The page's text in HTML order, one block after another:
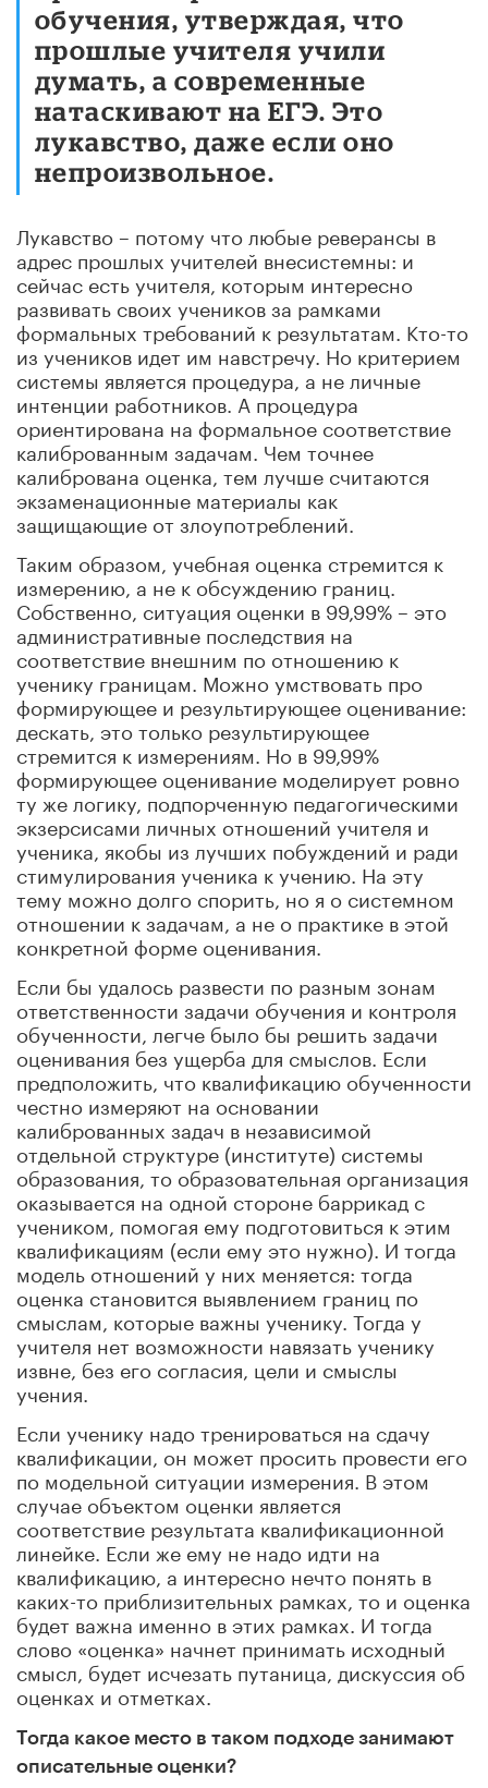
обучения, утверждая, что
прошлые учителя учили
думать, а современные
натаскивают на ЕГЭ. Это
лукавство, даже если оно
непроизвольное.
Лукавство – потому что любые реверансы в
адрес прошлых учителей внесистемны: и
сейчас есть учителя, которым интересно
развивать своих учеников за рамками
формальных требований к результатам. Кто-то
из учеников идет им навстречу. Но критерием
системы является процедура, а не личные
интенции работников. А процедура
ориентирована на формальное соответствие
калиброванным задачам. Чем точнее
калибрована оценка, тем лучше считаются
экзаменационные материалы как
защищающие от злоупотреблений.
Таким образом, учебная оценка стремится к
измерению, а не к обсуждению границ.
Собственно, ситуация оценки в 99,99% – это
административные последствия на
соответствие внешним по отношению к
ученику границам. Можно умствовать про
формирующее и результирующее оценивание:
дескать, это только результирующее
стремится к измерениям. Но в 99,99%
формирующее оценивание моделирует ровно
ту же логику, подпорченную педагогическими
экзерсисами личных отношений учителя и
ученика, якобы из лучших побуждений и ради
стимулирования ученика к учению. На эту
тему можно долго спорить, но я о системном
отношении к задачам, а не о практике в этой
конкретной форме оценивания.
Если бы удалось развести по разным зонам
ответственности задачи обучения и контроля
обученности, легче было бы решить задачи
оценивания без ущерба для смыслов. Если
предположить, что квалификацию обученности
честно измеряют на основании
калиброванных задач в независимой
отдельной структуре (институте) системы
образования, то образовательная организация
оказывается на одной стороне баррикад с
учеником, помогая ему подготовиться к этим
квалификациям (если ему это нужно). И тогда
модель отношений у них меняется: тогда
оценка становится выявлением границ по
смыслам, которые важны ученику. Тогда у
учителя нет возможности навязать ученику
извне, без его согласия, цели и смыслы
учения.
Если ученику надо тренироваться на сдачу
квалификации, он может просить провести его
по модельной ситуации измерения. В этом
случае объектом оценки является
соответствие результата квалификационной
линейке. Если же ему не надо идти на
квалификацию, а интересно нечто понять в
каких-то приблизительных рамках, то и оценка
будет важна именно в этих рамках. И тогда
слово «оценка» начнет принимать исходный
смысл, будет исчезать путаница, дискуссия об
оценках и отметках.
Тогда какое место в таком подходе занимают
описательные оценки?